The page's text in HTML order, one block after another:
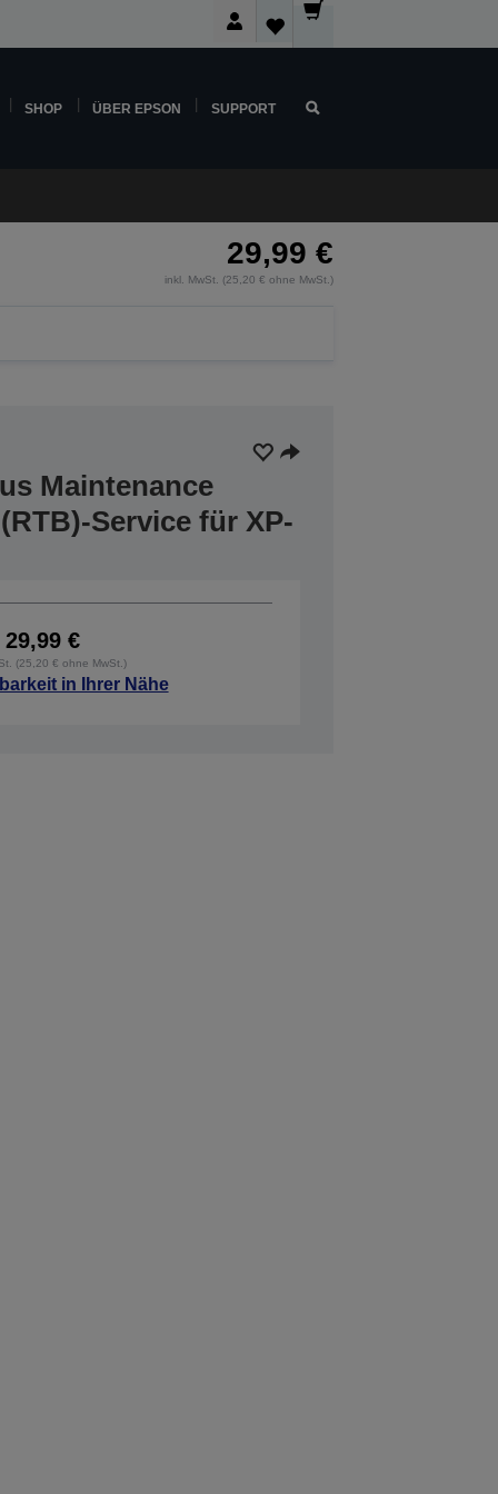
SHOP ÜBER EPSON SUPPORT
29,99 €
inkl. MwSt. (25,20 € ohne MwSt.)
Maintenance
Service für XP-
29,99 €
(25,20 € ohne MwSt.)
in Ihrer Nähe